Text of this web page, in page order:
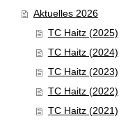
Aktuelles 2026
TC Haitz (2025)
TC Haitz (2024)
TC Haitz (2023)
TC Haitz (2022)
TC Haitz (2021)